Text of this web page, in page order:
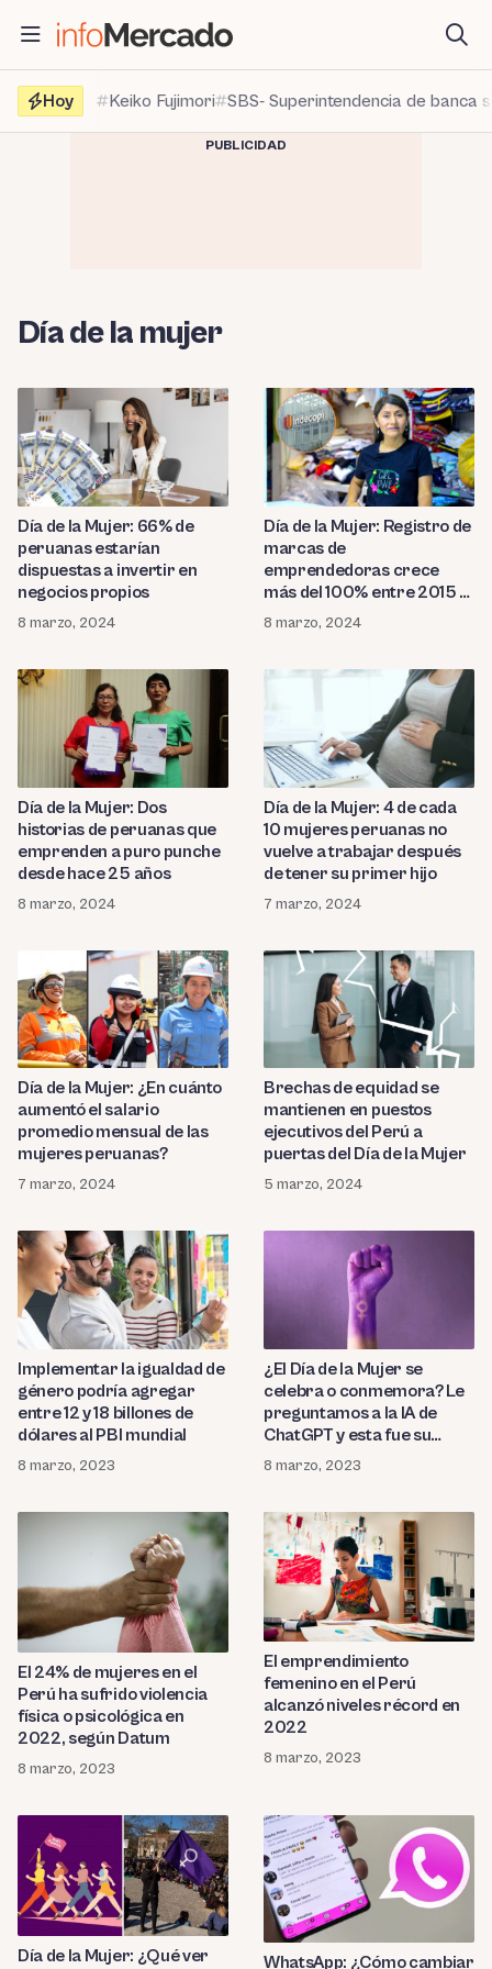
contenido
Hoy
Keiko Fujimori SBS- Superintendencia de banca
PUBLICIDAD
Día de la mujer
Día de la Mujer: 66% de
peruanas estarían
dispuestas a invertir en
negocios propios
8 marzo, 2024
Día de la Mujer: Registro de
marcas de
emprendedoras crece
más del 100% entre 2015 y
2023
8 marzo, 2024
Día de la Mujer: Dos
historias de peruanas que
emprenden a puro punche
desde hace 25 años
8 marzo, 2024
Día de la Mujer: 4 de cada
10 mujeres peruanas no
vuelve a trabajar después
de tener su primer hijo
7 marzo, 2024
Día de la Mujer: ¿En cuánto
aumentó el salario
promedio mensual de las
mujeres peruanas?
7 marzo, 2024
Brechas de equidad se
mantienen en puestos
ejecutivos del Perú a
puertas del Día de la Mujer
5 marzo, 2024
Implementar la igualdad de
género podría agregar
entre 12 y 18 billones de
dólares al PBI mundial
8 marzo, 2023
¿El Día de la Mujer se
celebra o conmemora? Le
preguntamos a la IA de
ChatGPT y esta fue su
respuesta
8 marzo, 2023
El 24% de mujeres en el
Perú ha sufrido violencia
física o psicológica en
2022, según Datum
8 marzo, 2023
El emprendimiento
femenino en el Perú
alcanzó niveles récord en
2022
8 marzo, 2023
Día de la Mujer: ¿Qué ver
WhatsApp: ¿Cómo cambiar